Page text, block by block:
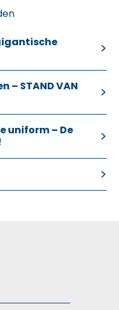
– STAND VAN
uniform – De